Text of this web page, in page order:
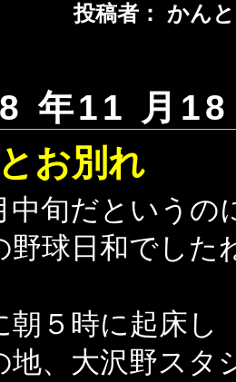
投稿者： かん
年11 月
お別れ
中旬だというの
野球日和でした
朝５時に起床し
地、大沢野スタ